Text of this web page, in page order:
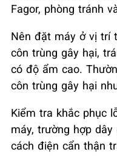
Fagor, phòng tránh
Nên đặt máy ở vị trí
côn trùng gây hại,
có độ ẩm cao.
côn trùng gây hại
Kiểm tra khắc phục
máy, trường hợp
cách điện cẩn thận